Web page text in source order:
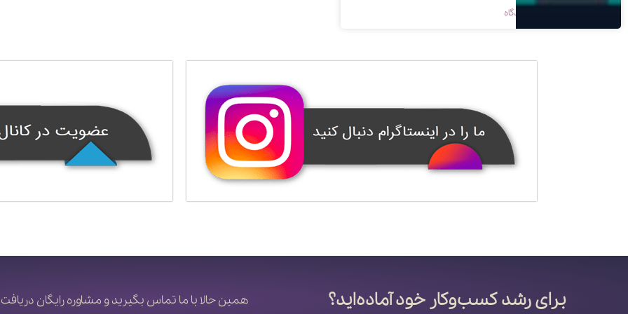
بدون دیدگاه
برای رشد کسب‌وکار خود آماده‌اید؟ همین حالا با ما تماس بگیرید و مشاوره رایگان